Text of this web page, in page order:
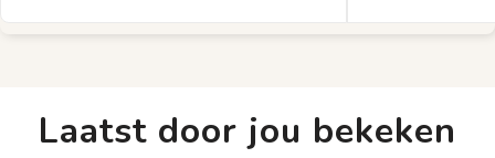
Laatst door jou bekeken